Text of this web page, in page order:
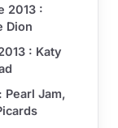
2013 :
Dion
: Katy
Pearl Jam,